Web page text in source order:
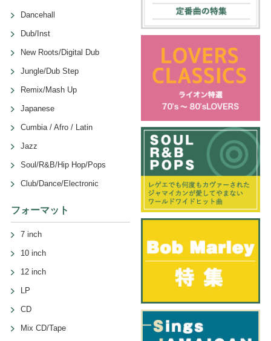
Dancehall
Dub/Inst
New Roots/Digital Dub
Jungle/Dub Step
Remix/Mash Up
Japanese
Cumbia / Afro / Latin
Jazz
Soul/R&B/Hip Hop/Pops
Club/Dance/Electronic
フォーマット
7 inch
10 inch
12 inch
LP
CD
Mix CD/Tape